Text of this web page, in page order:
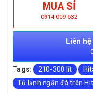
MUA SỈ
0914 009 632
Liên
Tags: 210-300 lít
Tủ lạnh ngăn đá trên